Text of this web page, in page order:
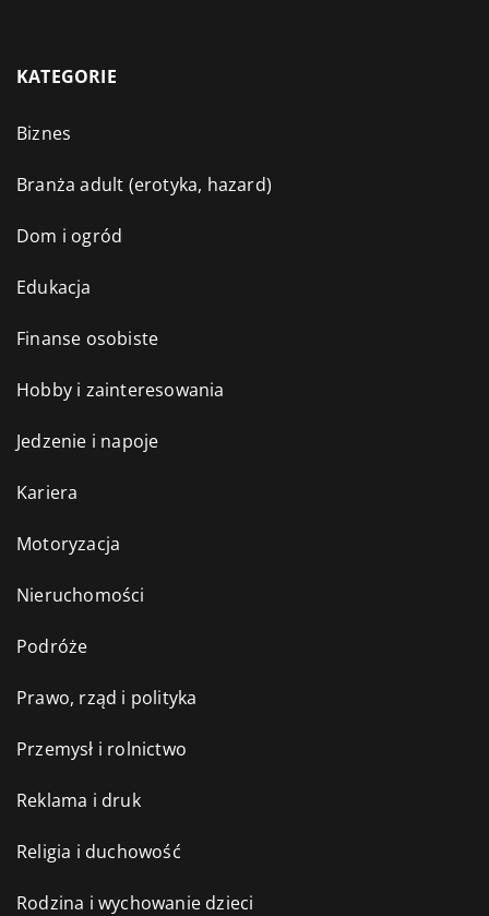
KATEGORIE
Biznes
Branża adult (erotyka, hazard)
Dom i ogród
Edukacja
Finanse osobiste
Hobby i zainteresowania
Jedzenie i napoje
Kariera
Motoryzacja
Nieruchomości
Podróże
Prawo, rząd i polityka
Przemysł i rolnictwo
Reklama i druk
Religia i duchowość
Rodzina i wychowanie dzieci